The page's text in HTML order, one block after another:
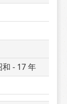
- 17 年